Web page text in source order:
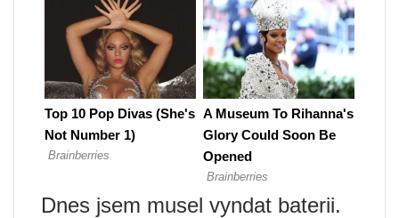
Dnes jsem musel vyndat baterii.